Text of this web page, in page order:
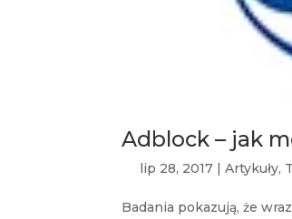
Adblock – jak
lip 28, 2017 |Artykuły,
Badania pokazują, że